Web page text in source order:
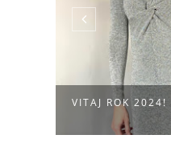
VITAJ ROK 2024!